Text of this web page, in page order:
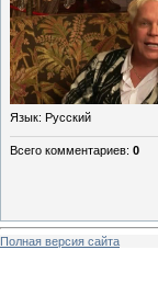
Язык: Русский
Всего комментариев: 0
Полная версия сайта